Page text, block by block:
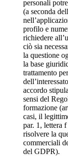
personali
(a seconda
profilo e
richiedere
ciò sia
la questione
la base
trattamento
accordo
sensi del
formazione
casi, il
par. 1, lettera
risolvere la
commerciali
del GDPR).